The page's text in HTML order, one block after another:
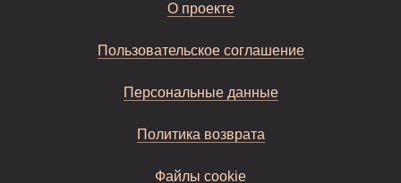
О проекте
Пользовательское соглашение
Персональные данные
Политика возврата
Файлы cookie